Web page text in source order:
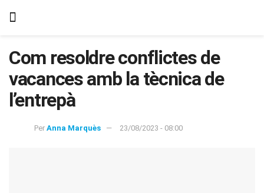
Com resoldre conflictes de
vacances amb la tècnica de
l’entrepà
Per Anna Marquès 23/08/2023 - 08:00